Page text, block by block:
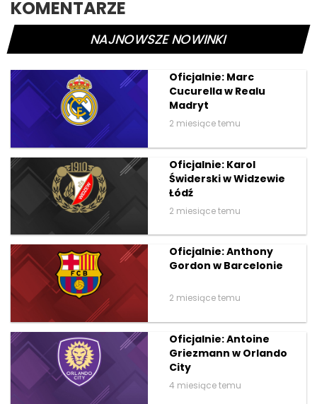
KOMENTARZE
NAJNOWSZE NOWINKI
Oficjalnie: Marc
Cucurella w Realu
Madryt
2 miesiące temu
Oficjalnie: Karol
Świderski w Widzewie
Łódź
2 miesiące temu
Oficjalnie: Anthony
Gordon w Barcelonie
2 miesiące temu
Oficjalnie: Antoine
Griezmann w Orlando
City
4 miesiące temu